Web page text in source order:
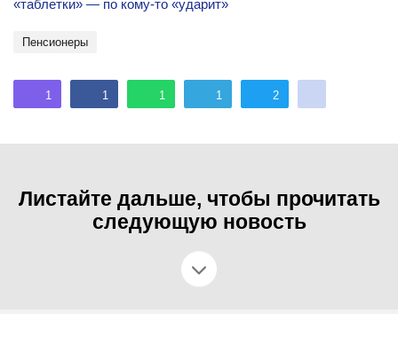
«таблетки» — по кому-то «ударит»
пенсионеры
1 1 1 1 2
Листайте дальше, чтобы прочитать
следующую новость